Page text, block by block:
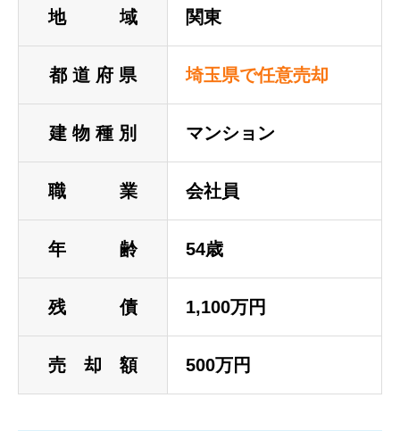
地 域 関東
都 道 府 県 埼玉県で任意売却
建 物 種 別 マンション
職 業 会社員
年 齢 54歳
残 債 1,100万円
売 却 額 500万円